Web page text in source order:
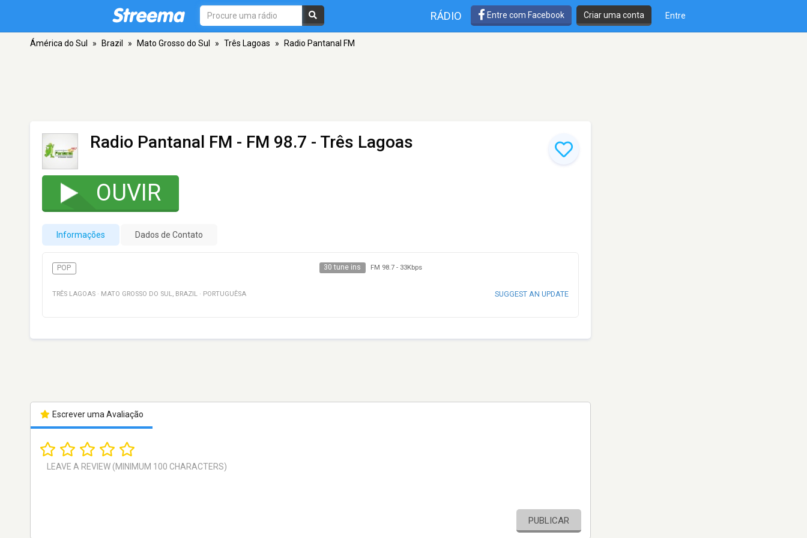
RÁDIO Entre com Facebook Criar uma conta Entre
Ámérica do Sul » Brazil » Mato Grosso do Sul » Três Lagoas » Radio Pantanal FM
Radio Pantanal FM - FM 98.7 - Três Lagoas
OUVIR
Informações Dados de Contato
POP 30 tune ins FM 98.7- 33Kbps
TRÊS LAGOAS · MATO GROSSO DO SUL, BRAZIL · PORTUGUÊSA SUGGEST AN UPDATE
Escrever uma Avaliação
PUBLICAR